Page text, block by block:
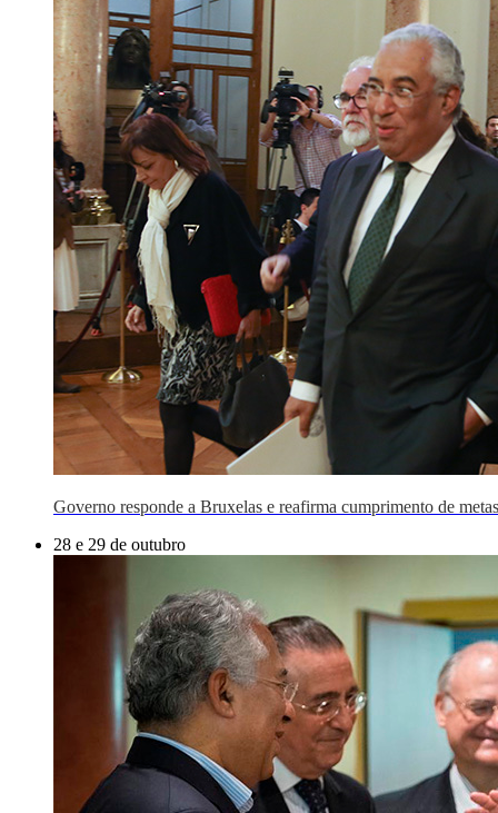
Governo responde a Bruxelas e reafirma cumprimento de metas
28 e 29 de outubro